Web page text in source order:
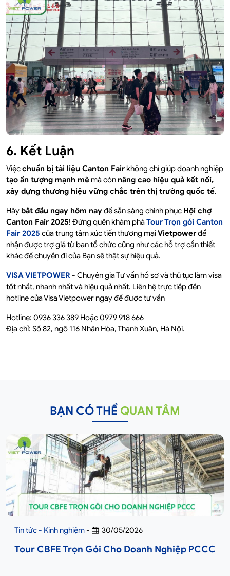
6. Kết Luận
Việcchuẩn bị tài liệu Canton Fair không chỉ giúp doanh nghiệp
tạo ấn tượng mạnh mẽ mà còn nâng cao hiệu quả kết nối,
xây dựng thương hiệu vững chắc trên thị trường quốc tế.
Hãy bắt đầu ngay hôm nayđể sẵn sàng chinh phục Hội chợ
Canton Fair 2025! Đừng quên khám pháTour Trọn gói Canton
Fair 2025 của trung tâm xúc tiến thương mạiVietpowerđể
nhận được trợ giá từ ban tổ chức cũng như các hỗ trợ cần thiết
khác để chuyến đi của Bạn sẽ thật sự hiệu quả.
VISA VIETPOWER - Chuyên gia Tư vấn hồ sơ và thủ tục làm visa
tốt nhất, nhanh nhất và hiệu quả nhất. Liên hệ trực tiếp đến
hotline của Visa Vietpower ngay để được tư vấn
Hotline: 0936 336 389 Hoặc 0979 918 666
Địa chỉ: Số 82, ngõ 116 Nhân Hòa, Thanh Xuân, Hà Nội.
BẠN CÓ THỂ QUAN TÂM
Tin tức - Kinh nghiệm - 30/05/2026
Tour CBFE Trọn Gói Cho Doanh Nghiệp PCCC